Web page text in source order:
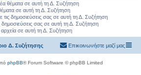
θέματα σε αυτή τη Δ. Συζήτηση
σε αυτή τη Δ. Συζήτηση
τις δημοσιεύσεις σας σε αυτή τη Δ. Συζήτηση
δημοσιεύσεις σας σε αυτή τη Δ. Συζήτηση
σε αυτή τη Δ. Συζήτηση
Δ. Συζήτησης Επικοινωνήστε μαζί μας
phpBB® Forum Software © phpBB Limited